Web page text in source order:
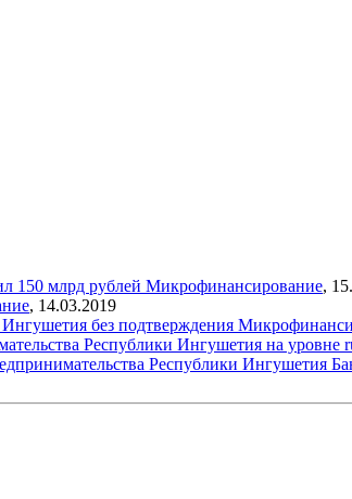
150 млрд рублей Микрофинансирование,
, 14.03.2019
без подтверждения
Республики Ингушетия на уровне
Республики Ингушетия